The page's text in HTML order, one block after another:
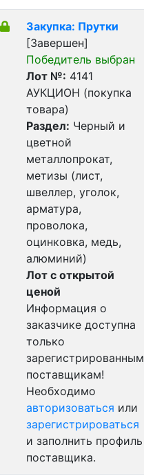
Закупка: Прутки
[Завершен]
Победитель выбран
Лот №: 4141
АУКЦИОН (покупка
товара)
Раздел: Черный и
цветной
металлопрокат,
метизы (лист,
швеллер, уголок,
арматура,
проволока,
оцинковка, медь,
алюминий)
Лот с открытой
ценой
Информация о
заказчике доступна
только
зарегистрированным
поставщикам!
Необходимо
авторизоваться или
зарегистрироваться
и заполнить профиль
поставщика.